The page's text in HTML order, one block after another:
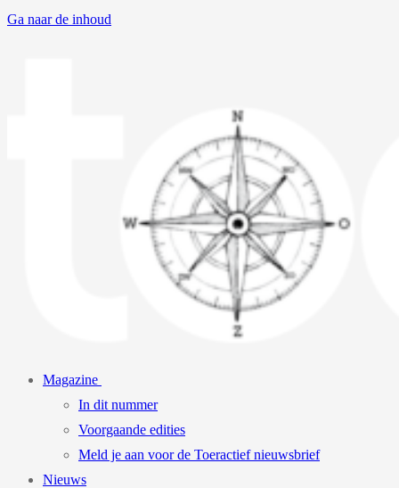
Ga naar de inhoud
Magazine
In dit nummer
Voorgaande edities
Meld je aan voor de Toeractief nieuwsbrief
Nieuws